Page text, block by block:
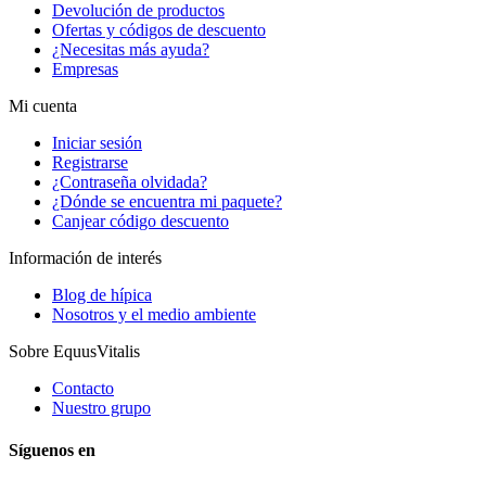
Devolución de productos
Ofertas y códigos de descuento
¿Necesitas más ayuda?
Empresas
Mi cuenta
Iniciar sesión
Registrarse
¿Contraseña olvidada?
¿Dónde se encuentra mi paquete?
Canjear código descuento
Información de interés
Blog de hípica
Nosotros y el medio ambiente
Sobre EquusVitalis
Contacto
Nuestro grupo
Síguenos en